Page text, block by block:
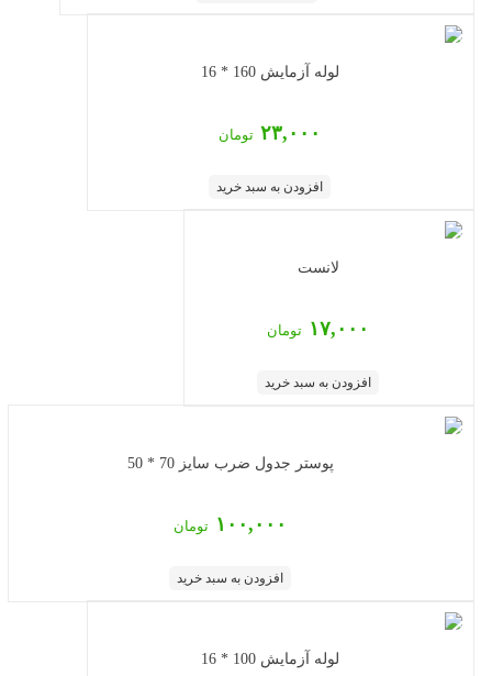
لوله آزمایش 160 * 16
۲۳,۰۰۰تومان
افزودن به سبد خرید
لانست
۱۷,۰۰۰تومان
افزودن به سبد خرید
پوستر جدول ضرب سایز 70 * 50
۱۰۰,۰۰۰ تومان
افزودن به سبد خرید
لوله آزمایش 100 * 16